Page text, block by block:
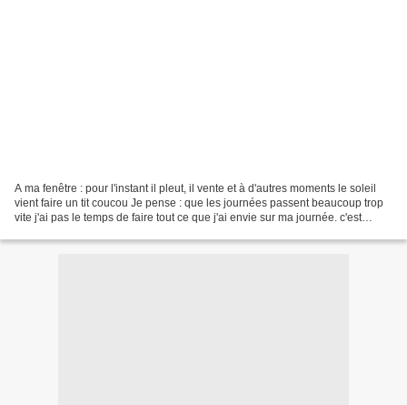
A ma fenêtre : pour l'instant il pleut, il vente et à d'autres moments le soleil
vient faire un tit coucou Je pense : que les journées passent beaucoup trop
vite j'ai pas le temps de faire tout ce que j'ai envie sur ma journée. c'est